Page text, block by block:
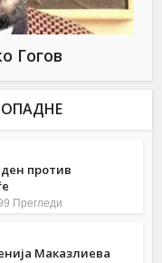
Гогов
ден против
Прегледи
Маказлиева